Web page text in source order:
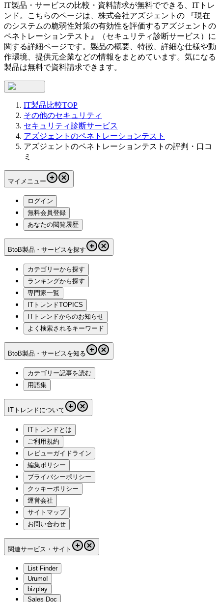
IT製品・サービスの比較・資料請求が無料でできる、ITトレ
ンド。こちらのページは、 株式会社アズジェント の 『現在
のシステムの脆弱性対策の有効性を評価するアズジェントの
ペネトレーションテスト 』（セキュリティ診断サービス ）に
関する詳細ページです。製品の概要、特徴、詳細な仕様や動
作環境、提供元企業などの情報をまとめています。気になる
製品は無料で資料請求できます。
IT製品比較TOP
その他のセキュリティ
セキュリティ診断サービス
アズジェントのペネトレーションテスト
アズジェントのペネトレーションテストの評判・口コ
ミ
マイメニュー
ログイン
無料会員登録
あなたの閲覧履歴
BtoB製品・サービスを探す
カテゴリーから探す
ランキングから探す
専門家一覧
ITトレンドTOPICS
ITトレンドからのお知らせ
よく検索されるキーワード
BtoB製品・サービスを知る
カテゴリー記事を読む
用語集
ITトレンドについて
ITトレンドとは
ご利用規約
レビューガイドライン
編集ポリシー
プライバシーポリシー
クッキーポリシー
運営会社
サイトマップ
お問い合わせ
関連サービス・サイト
List Finder
Urumo!
bizplay
Sales Doc